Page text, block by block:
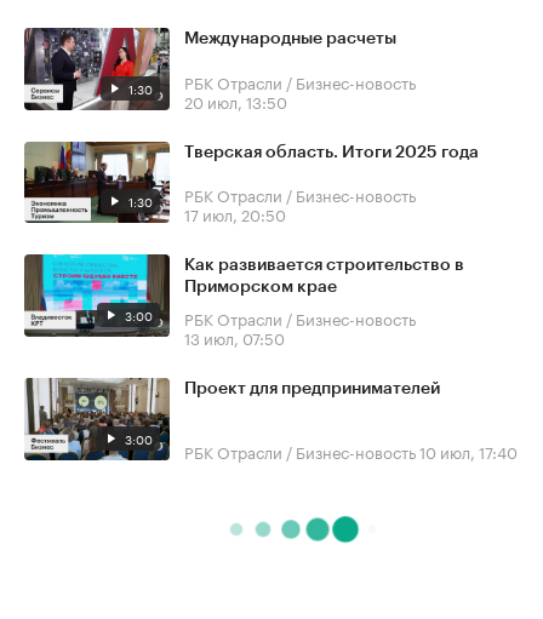
1:30
Международные расчеты
РБК Отрасли / Бизнес-новость
20 июл, 13:50
1:30
Тверская область. Итоги 2025 года
РБК Отрасли / Бизнес-новость
17 июл, 20:50
3:00
Как развивается строительство в
Приморском крае
РБК Отрасли / Бизнес-новость
13 июл, 07:50
3:00
Проект для предпринимателей
РБК Отрасли / Бизнес-новость10 июл, 17:40